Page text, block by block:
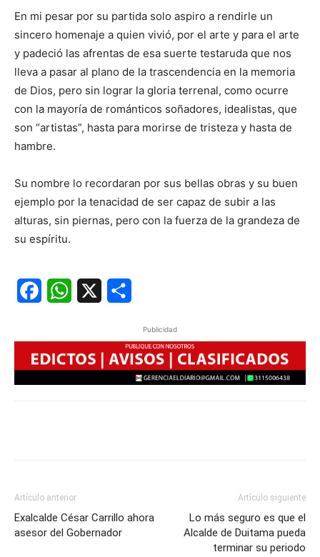
En mi pesar por su partida solo aspiro a rendirle un
sincero homenaje a quien vivió, por el arte y para el arte
y padeció las afrentas de esa suerte testaruda que nos
lleva a pasar al plano de la trascendencia en la memoria
de Dios, pero sin lograr la gloria terrenal, como ocurre
con la mayoría de románticos soñadores, idealistas, que
son “artistas”, hasta para morirse de tristeza y hasta de
hambre.
Su nombre lo recordaran por sus bellas obras y su buen
ejemplo por la tenacidad de ser capaz de subir a las
alturas, sin piernas, pero con la fuerza de la grandeza de
su espíritu.
FacebookWhatsApp
Publicidad
Artículo anterior
Exalcalde César Carrillo ahora
asesor del Gobernador
Artículo siguiente
Lo más seguro es que el
Alcalde de Duitama pueda
terminar su periodo